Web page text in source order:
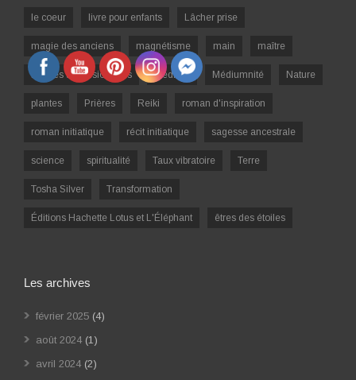
le coeur livre pour enfants Lâcher prise
magie des anciens magnétisme main maître
maîtres ascensionnées Médium Médiumnité Nature
plantes Prières Reiki roman d'inspiration
roman initiatique récit initiatique sagesse ancestrale
science spiritualité Taux vibratoire Terre
Tosha Silver Transformation
Éditions Hachette Lotus et L'Éléphant êtres des étoiles
Les archives
février 2025 (4)
août 2024 (1)
avril 2024 (2)